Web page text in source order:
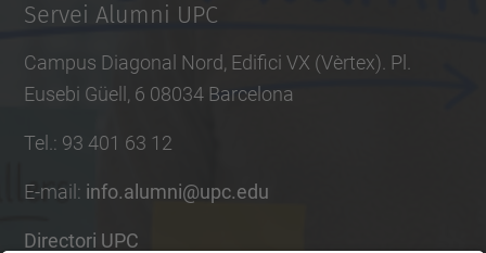
Servei Alumni UPC
Campus Diagonal Nord, Edifici VX (Vèrtex). Pl.
Eusebi Güell, 6 08034 Barcelona
Tel. : 93 401 63 12
E-mail : info.alumni@upc.edu
Directori UPC